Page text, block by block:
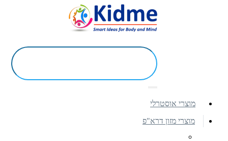
מוצרי אוסטרלי
מוצרי מזון דרא"פ